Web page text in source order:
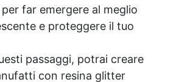
far emergere al meglio
e proteggere il tuo
passaggi, potrai creare
con resina glitter